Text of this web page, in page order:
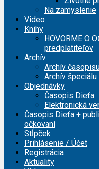
Na zamyslenie
Video
Knihy
HOVORME O
predplatiteľov
Archív
Archív
Archív
Objednávky
Časopis Dieťa
Elektronická
Časopis Dieťa +
očkovaní
Stĺpček
Prihlásenie / Účet
Registrácia
Aktuality